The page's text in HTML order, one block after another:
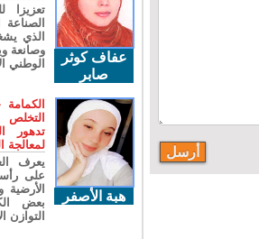
عفاف كوثر
صابر
تعزيزا
الصناعة
وصانعة
الوطني
هبة الأصفر
التخلص
تدهور
لمعالجة
يعرف
على
الأرضية
بعض
التوازن